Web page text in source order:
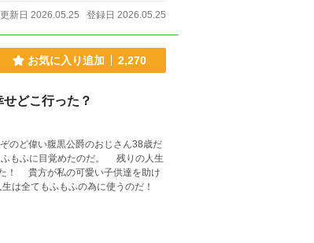
新日 2026.05.25 登録日 2026.05.25
お気に入り追加 2,270
どこ行った？
ど偉い腹黒公爵のおじさん38歳だ
ふもふに目覚めたのだ。 残りの人生
け